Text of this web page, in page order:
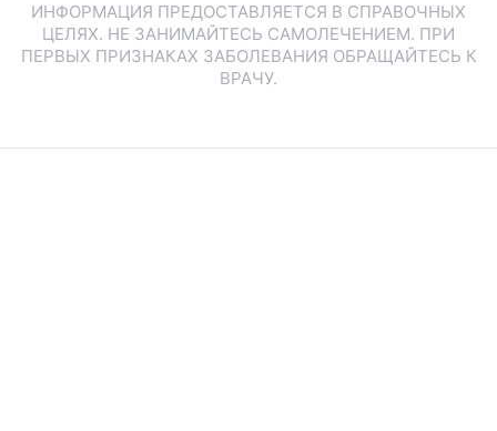
ИНФОРМАЦИЯ ПРЕДОСТАВЛЯЕТСЯ В СПРАВОЧНЫХ
ЦЕЛЯХ. НЕ ЗАНИМАЙТЕСЬ САМОЛЕЧЕНИЕМ. ПРИ
ПЕРВЫХ ПРИЗНАКАХ ЗАБОЛЕВАНИЯ ОБРАЩАЙТЕСЬ К
ВРАЧУ.